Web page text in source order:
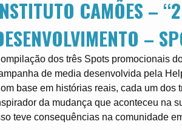
CAMÕES –
–
dos três Spots promocionais
de media desenvolvida pela
base em histórias reais, cada um dos
da mudança que aconteceu na
teve consequências na comunidade